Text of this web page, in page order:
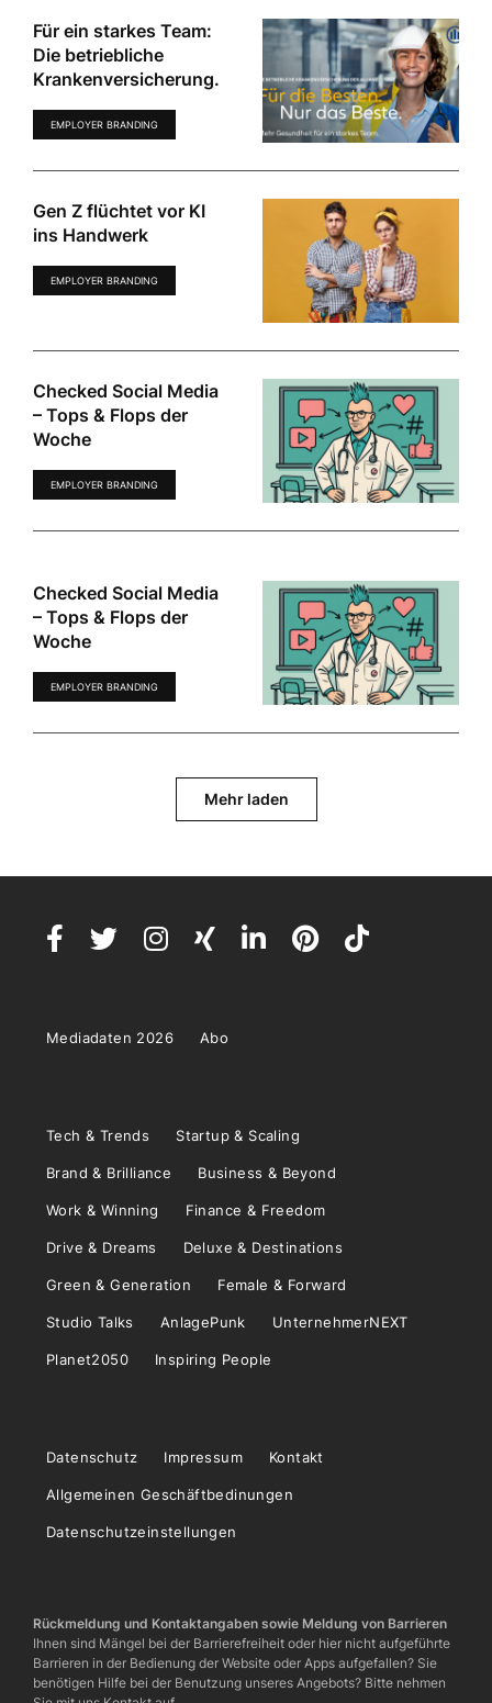
Für ein starkes Team:
Die betriebliche
Krankenversicherung.
EMPLOYER BRANDING
Gen Z flüchtet vor KI
ins Handwerk
EMPLOYER BRANDING
Checked Social Media
– Tops & Flops der
Woche
EMPLOYER BRANDING
Checked Social Media
– Tops & Flops der
Woche
EMPLOYER BRANDING
Mehr laden
Mediadaten 2026 Abo
Tech & Trends Startup & Scaling
Brand & Brilliance Business & Beyond
Work & Winning Finance & Freedom
Drive & Dreams Deluxe & Destinations
Green & Generation Female & Forward
Studio Talks AnlagePunk UnternehmerNEXT
Planet2050 Inspiring People
Datenschutz Impressum Kontakt
Allgemeinen Geschäftbedinungen
Datenschutzeinstellungen
Rückmeldung und Kontaktangaben sowie Meldung von Barrieren
Ihnen sind Mängel bei der Barrierefreiheit oder hier nicht aufgeführte
Barrieren in der Bedienung der Website oder Apps aufgefallen? Sie
benötigen Hilfe bei der Benutzung unseres Angebots? Bitte nehmen